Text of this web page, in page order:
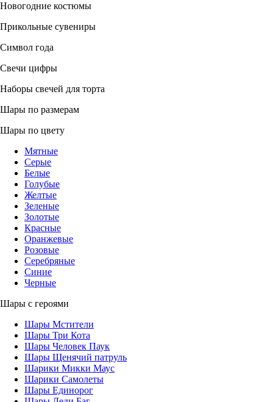
Новогодние костюмы
Прикольные сувениры
Символ года
Свечи цифры
Наборы свечей для торта
Шары по размерам
Шары по цвету
Мятные
Серые
Белые
Голубые
Желтые
Зеленые
Золотые
Красные
Оранжевые
Розовые
Серебряные
Синие
Черные
Шары с героями
Шары Мстители
Шары Три Кота
Шары Человек Паук
Шары Щенячий патруль
Шарики Микки Маус
Шарики Самолеты
Шары Единорог